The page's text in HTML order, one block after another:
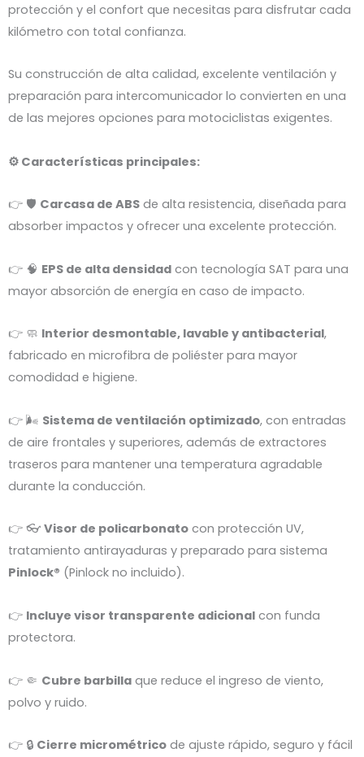
protección y el confort que necesitas para disfrutar cada
kilómetro con total confianza.
Su construcción de alta calidad, excelente ventilación y
preparación para intercomunicador lo convierten en una
de las mejores opciones para motociclistas exigentes.
⚙️ Características principales:
👉 🛡️ Carcasa de ABS de alta resistencia, diseñada para
absorber impactos y ofrecer una excelente protección.
👉 🧠 EPS de alta densidad con tecnología SAT para una
mayor absorción de energía en caso de impacto.
👉 🧼 Interior desmontable, lavable y antibacterial,
fabricado en microfibra de poliéster para mayor
comodidad e higiene.
👉 🌬️ Sistema de ventilación optimizado, con entradas
de aire frontales y superiores, además de extractores
traseros para mantener una temperatura agradable
durante la conducción.
👉 👓 Visor de policarbonato con protección UV,
tratamiento antirayaduras y preparado para sistema
Pinlock® (Pinlock no incluido).
👉 Incluye visor transparente adicional con funda
protectora.
👉 🤏 Cubre barbilla que reduce el ingreso de viento,
polvo y ruido.
👉 🔒 Cierre micrométrico de ajuste rápido, seguro y fácil